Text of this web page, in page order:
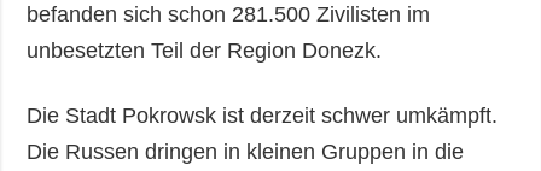
befanden sich schon 281.500 Zivilisten im
unbesetzten Teil der Region Donezk.
Die Stadt Pokrowsk ist derzeit schwer umkämpft.
Die Russen dringen in kleinen Gruppen in die